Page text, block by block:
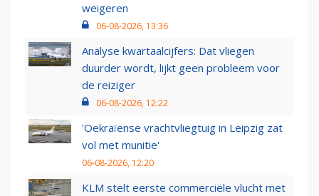
weigeren
06-08-2026, 13:36
Analyse kwartaalcijfers: Dat vliegen
duurder wordt, lijkt geen probleem voor
de reiziger
06-08-2026, 12:22
'Oekraïense vrachtvliegtuig in Leipzig zat
vol met munitie'
06-08-2026, 12:20
KLM stelt eerste commerciële vlucht met